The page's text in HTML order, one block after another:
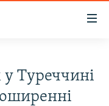
Туреччині